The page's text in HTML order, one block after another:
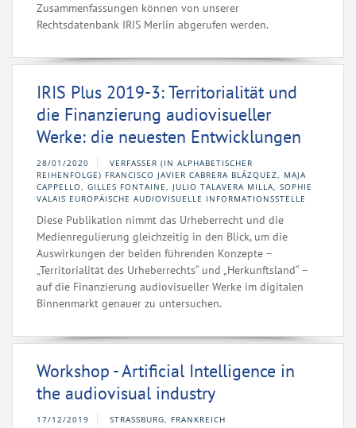
Zusammenfassungen können von unserer
Rechtsdatenbank IRIS Merlin abgerufen werden.
IRIS Plus 2019-3: Territorialität und
die Finanzierung audiovisueller
Werke: die neuesten Entwicklungen
28/01/2020
VERFASSER (IN ALPHABETISCHER
REIHENFOLGE) FRANCISCO JAVIER CABRERA BLÁZQUEZ, MAJA
CAPPELLO, GILLES FONTAINE, JULIO TALAVERA MILLA, SOPHIE
VALAIS EUROPÄISCHE AUDIOVISUELLE INFORMATIONSSTELLE
Diese Publikation nimmt das Urheberrecht und die
Medienregulierung gleichzeitig in den Blick, um die
Auswirkungen der beiden führenden Konzepte –
„Territorialität des Urheberrechts“ und „Herkunftsland“ –
auf die Finanzierung audiovisueller Werke im digitalen
Binnenmarkt genauer zu untersuchen.
Workshop - Artificial Intelligence in
the audiovisual industry
17/12/2019 STRASSBURG, FRANKREICH